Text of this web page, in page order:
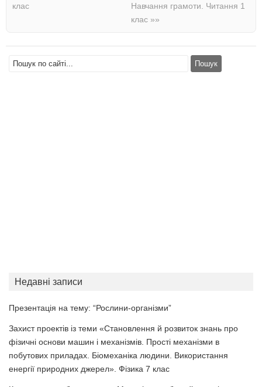
клас
Навчання грамоти. Читання 1
клас »»
Недавні записи
Презентація на тему: “Рослини-організми”
Захист проектів із теми «Становлення й розвиток знань про
фізичні основи машин і механізмів. Прості механізми в
побутових приладах. Біомеханіка людини. Використання
енергії природних джерел». Фізика 7 клас